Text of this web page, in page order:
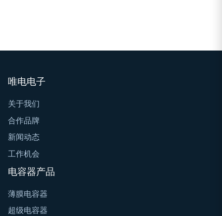
唯电电子
关于我们
合作品牌
新闻动态
工作机会
电容器产品
薄膜电容器
超级电容器